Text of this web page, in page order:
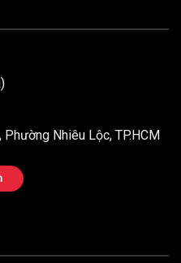
Nhiêu Lộc, TP.HCM